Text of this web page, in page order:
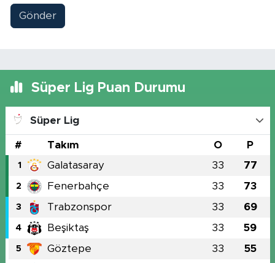
Gönder
Süper Lig Puan Durumu
Süper Lig
# Takım O P
1 Galatasaray 33 77
2 Fenerbahçe 33 73
3 Trabzonspor 33 69
4 Beşiktaş 33 59
5 Göztepe 33 55